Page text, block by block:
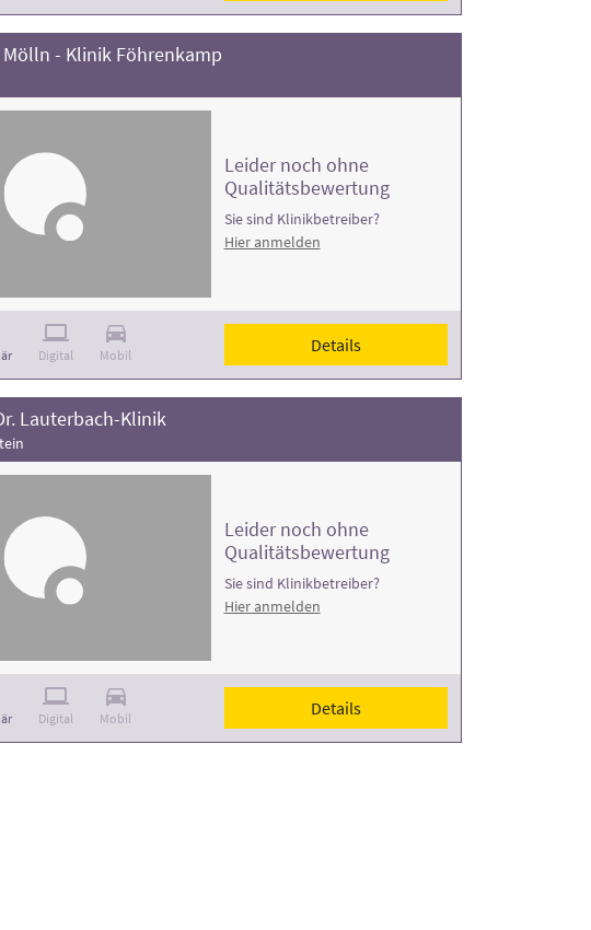
- Klinik Föhrenkamp
Digital Mobil
Leider noch ohne
Qualitätsbewertung
Sie sind Klinikbetreiber?
Hier anmelden
Details
Lauterbach-Klinik
Digital Mobil
Leider noch ohne
Qualitätsbewertung
Sie sind Klinikbetreiber?
Hier anmelden
Details